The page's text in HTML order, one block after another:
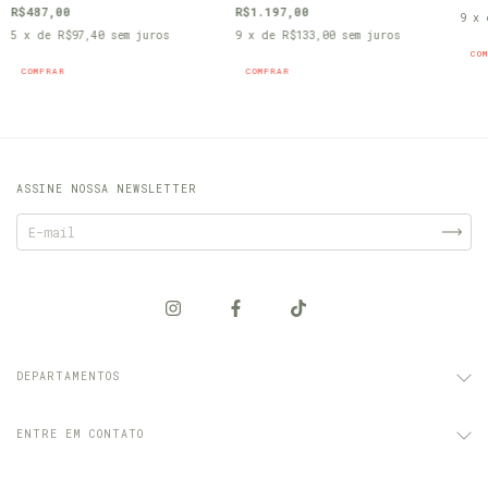
R$487,00
5 x de R$97,40 sem juros
COMPRAR
R$1.197,00
9 x de R$133,00 sem juros
COMPRAR
9 x
ASSINE NOSSA NEWSLETTER
DEPARTAMENTOS
ENTRE EM CONTATO